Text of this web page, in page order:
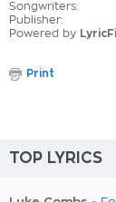
Songwriters:
Publisher:
Powered by
Print
TOP LYRICS